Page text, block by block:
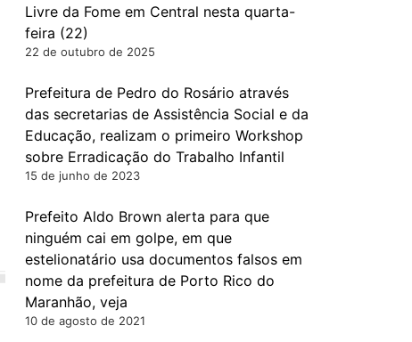
Livre da Fome em Central nesta quarta-
feira (22)
22 de outubro de 2025
Prefeitura de Pedro do Rosário através
das secretarias de Assistência Social e da
Educação, realizam o primeiro Workshop
sobre Erradicação do Trabalho Infantil
15 de junho de 2023
Prefeito Aldo Brown alerta para que
ninguém cai em golpe, em que
estelionatário usa documentos falsos em
nome da prefeitura de Porto Rico do
Maranhão, veja
10 de agosto de 2021